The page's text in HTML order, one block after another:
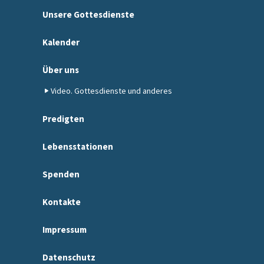
Unsere Gottesdienste
Kalender
Über uns
Video. Gottesdienste und anderes
Predigten
Lebensstationen
Spenden
Kontakte
Impressum
Datenschutz